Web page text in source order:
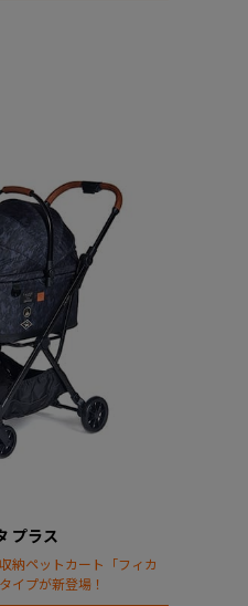
プラス
納ペットカート「フィカ
イプが新登場！